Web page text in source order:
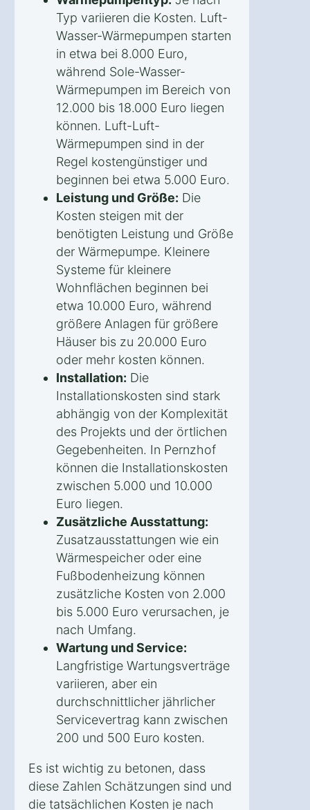
Typ variieren die Kosten. Luft-
Wasser-Wärmepumpen starten
in etwa bei 8.000 Euro,
während Sole-Wasser-
Wärmepumpen im Bereich von
12.000 bis 18.000 Euro liegen
können. Luft-Luft-
Wärmepumpen sind in der
Regel kostengünstiger und
beginnen bei etwa 5.000 Euro.
Leistung und Größe: Die
Kosten steigen mit der
benötigten Leistung und Größe
der Wärmepumpe. Kleinere
Systeme für kleinere
Wohnflächen beginnen bei
etwa 10.000 Euro, während
größere Anlagen für größere
Häuser bis zu 20.000 Euro
oder mehr kosten können.
Installation: Die
Installationskosten sind stark
abhängig von der Komplexität
des Projekts und der örtlichen
Gegebenheiten. In Pernzhof
können die Installationskosten
zwischen 5.000 und 10.000
Euro liegen.
Zusätzliche Ausstattung:
Zusatzausstattungen wie ein
Wärmespeicher oder eine
Fußbodenheizung können
zusätzliche Kosten von 2.000
bis 5.000 Euro verursachen, je
nach Umfang.
Wartung und Service:
Langfristige Wartungsverträge
variieren, aber ein
durchschnittlicher jährlicher
Servicevertrag kann zwischen
200 und 500 Euro kosten.
Es ist wichtig zu betonen, dass
diese Zahlen Schätzungen sind und
die tatsächlichen Kosten je nach